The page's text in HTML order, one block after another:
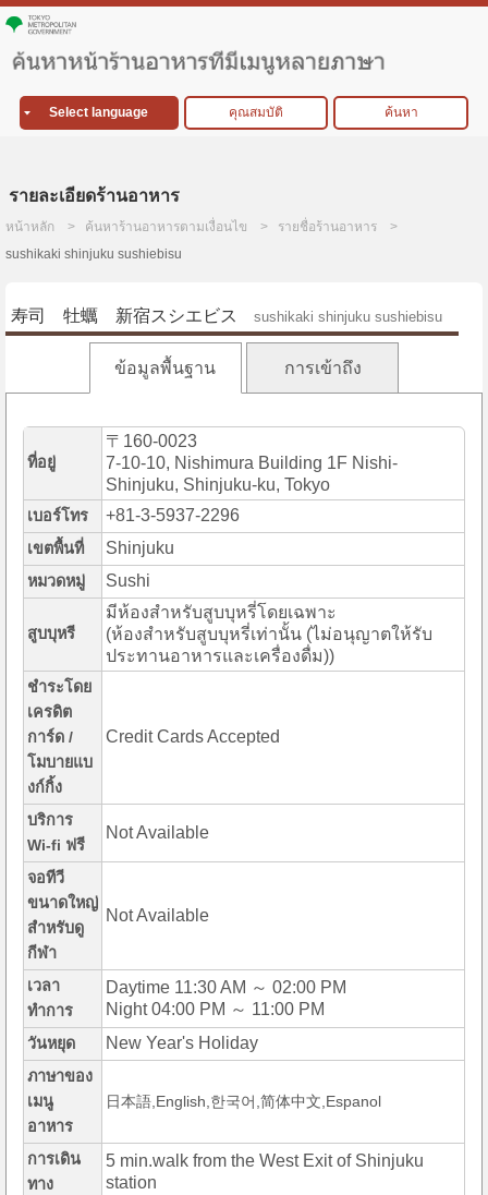
Select language คุณสมบัติ ค้นหา
รายละเอียดร้านอาหาร
หน้าหลัก ค้นหาร้านอาหารตามเงื่อนไข
รายชื่อร้านอาหาร
sushikaki shinjuku sushiebisu
寿司 牡蠣 新宿スシエビス sushikaki shinjuku sushiebisu
ข้อมูลพื้นฐาน การเข้าถึง
ที่อยู่
〒160-0023
7-10-10, Nishimura Building 1F Nishi-
Shinjuku, Shinjuku-ku, Tokyo
เบอร์โทร +81-3-5937-2296
เขตพื้นที่ Shinjuku
หมวดหมู่ Sushi
สูบบุหรี
มีห้องสำหรับสูบบุหรี่โดยเฉพาะ
(ห้องสำหรับสูบบุหรี่เท่านั้น (ไม่อนุญาตให้รับ
ประทานอาหารและเครื่องดื่ม))
ชำระโดย
เครดิต
การ์ด /
โมบายแบ
งก์กิ้ง
Credit Cards Accepted
บริการ
Wi-fi ฟรี
Not Available
จอทีวี
ขนาดใหญ่
สำหรับดู
กีฬา
Not Available
เวลา
ทำการ
Daytime 11:30 AM ～ 02:00 PM
Night 04:00 PM ～ 11:00 PM
วันหยุด New Year's Holiday
ภาษาของ
เมนู
อาหาร
日本語,English,한국어,简体中文,Espanol
การเดิน
ทาง
5 min.walk from the West Exit of Shinjuku
station